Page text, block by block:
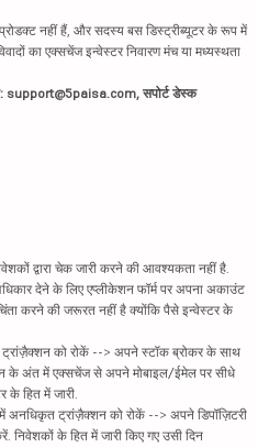
नहीं हैं, और सदस्य बस डिस्ट्रीब्यूटर के रूप में
का एक्सचेंज इन्वेस्टर निवारण मंच या मध्यस्थता
support@5paisa.com, सपोर्ट डेस्क
द्वारा चेक जारी करने की आवश्यकता नहीं है.
देने के लिए एप्लीकेशन फॉर्म पर अपना अकाउंट
करने की जरूरत नहीं है क्योंकि पैसे इन्वेस्टर के
को रोकें --> अपने स्टॉक ब्रोकर के साथ
के अंत में एक्सचेंज से अपने मोबाइल/ईमेल पर सीधे
के हित में जारी.
अनधिकृत ट्रांज़ैक्शन को रोकें --> अपने डिपॉज़िटरी
निवेशकों के हित में जारी किए गए उसी दिन